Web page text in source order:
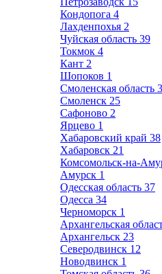
Кондопога 4
Лахденпохья 2
Чуйская область 39
Токмок 4
Кант 2
Шопоков 1
Смоленская область
Смоленск 25
Сафоново 2
Ярцево 1
Хабаровский край 38
Хабаровск 21
Комсомольск-на-
Амурск 1
Одесская область 37
Одесса 34
Черноморск 1
Архангельская
Архангельск 23
Северодвинск 12
Новодвинск 1